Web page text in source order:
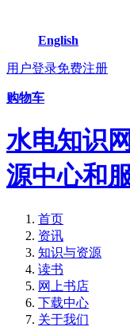
English
用户登录免费注册
购物车
水电知识
源中心和
首页
资讯
知识与资源
读书
网上书店
下载中心
关于我们